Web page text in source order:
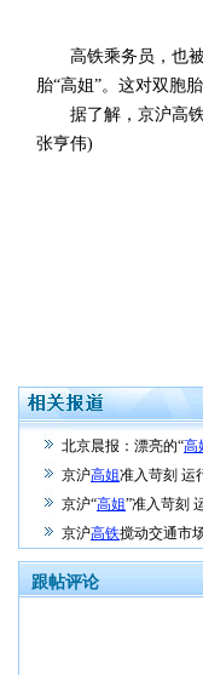
高铁乘务员，也被
胎“高姐”。这对双胞
据了解，京沪高铁
张亨伟)
北京晨报：漂亮的“高
京沪高姐准入苛刻 运
京沪“高姐”准入苛刻
京沪高铁搅动交通市
跟帖评论